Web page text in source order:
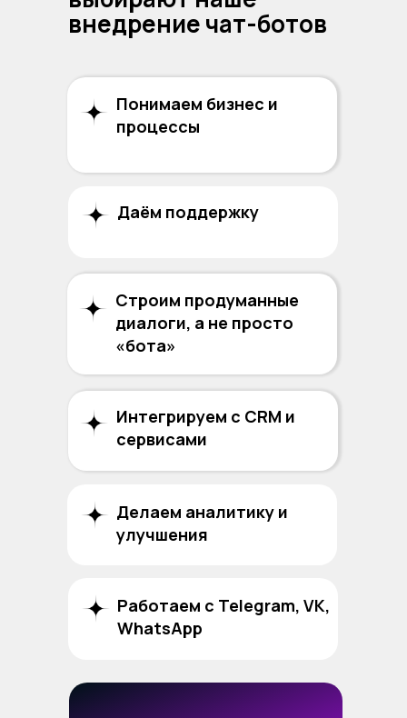
внедрение чат-ботов
Даём поддержку
Понимаем бизнес и
процессы
Делаем аналитику и
улучшения
Строим продуманные
диалоги, а не просто
«бота»
Работаем с Telegram, VK,
WhatsApp
Интегрируем с CRM и
сервисами